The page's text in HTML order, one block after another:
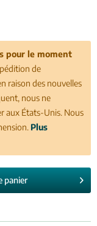
pour le moment
de
raison des nouvelles
nous ne
aux États-Unis. Nous
Plus
panier